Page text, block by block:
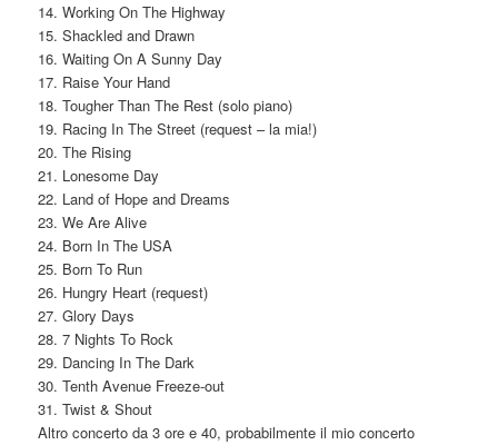
14. Working On The Highway
15. Shackled and Drawn
16. Waiting On A Sunny Day
17. Raise Your Hand
18. Tougher Than The Rest (solo piano)
19. Racing In The Street (request – la mia!)
20. The Rising
21. Lonesome Day
22. Land of Hope and Dreams
23. We Are Alive
24. Born In The USA
25. Born To Run
26. Hungry Heart (request)
27. Glory Days
28. 7 Nights To Rock
29. Dancing In The Dark
30. Tenth Avenue Freeze-out
31. Twist & Shout
Altro concerto da 3 ore e 40, probabilmente il mio concerto